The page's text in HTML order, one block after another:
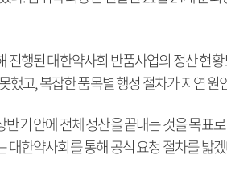
진행된 대한약사회 반품사업의 정산 현
했고, 복잡한 품목별 행정 절차가 지연
기 안에 전체 정산을 끝내는 것을 목표
대한약사회를 통해 공식 요청 절차를 밟